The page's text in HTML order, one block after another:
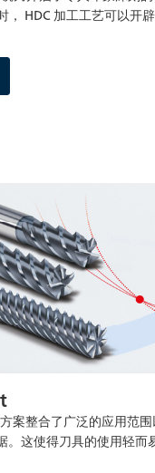
， HDC 加工工艺可以开辟
案整合了广泛的应用范
这使得刀具的使用轻而